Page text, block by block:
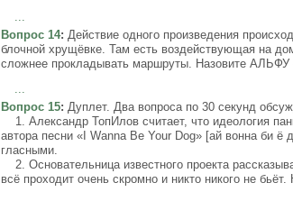
Вопрос 14: Действие одного произведения
блочной хрущёвке. Там есть воздействующая на
сложнее прокладывать маршруты. Назовите АЛЬФУ
Вопрос 15: Дуплет. Два вопроса по 30 секунд
1. Александр ТопИлов считает, что идеология
автора песни «I Wanna Be Your Dog» [ай вонна би
гласными.
2. Основательница известного проекта
всё проходит очень скромно и никто никого не